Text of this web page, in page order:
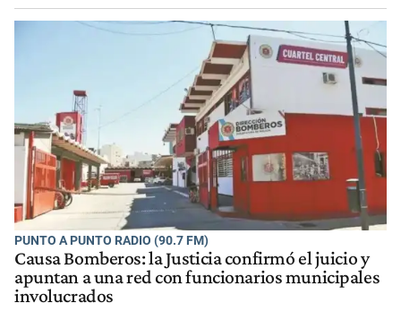
PUNTO A PUNTO RADIO (90.7 FM)
Causa Bomberos: la Justicia confirmó el juicio y
apuntan a una red con funcionarios municipales
involucrados